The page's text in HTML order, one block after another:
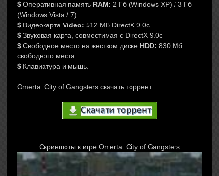
$ Оперативная память RAM: 2 Гб (Windows XP) / 3 Гб
(Windows Vista / 7)
$ Видеокарта Video: 512 MB DirectX 9.0c
$ Звуковая карта, совместимая с DirectX 9.0c
$ Свободное место на жестком диске HDD: 830 Мб
свободного места
$ Клавиатура и мышь.
Omerta: City of Gangsters скачать торрент:
Скриншоты к игре Omerta: City of Gangsters